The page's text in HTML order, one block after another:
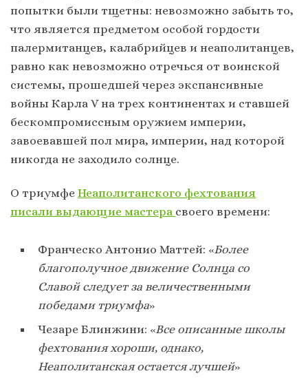
попытки были тщетны: невозможно забыть то,
что является предметом особой гордости
палермитанцев, калабрийцев и неаполитанцев,
равно как невозможно отречься от воинской
системы, прошедшей через экспансивные
войны Карла V на трех континентах и ставшей
бескомпромиссным оружием империи,
завоевавшей пол мира, империи, над которой
никогда не заходило солнце.
О триумфе Неаполитанского фехтования
писали выдающие мастера своего времени:
Франческо Антонио Маттей: «Более
благополучное движение Солнца со
Славой следует за величественными
победами триумфа»
Чезаре Блинжини: «Все описанные школы
фехтования хороши, однако,
Неаполитанская остается лучшей»